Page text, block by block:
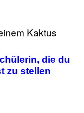
die du
zu stellen